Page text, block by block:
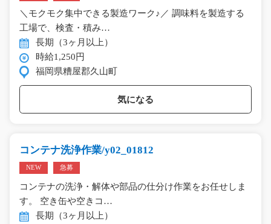
＼モクモク集中できる製造ワーク♪／ 調味料を製造する
工場で、検査・積み…
長期（3ヶ月以上）
時給1,250円
福岡県糟屋郡久山町
気になる
コンテナ洗浄作業/y02_01812
NEW 急募
コンテナの洗浄・解体や部品の仕分け作業をお任せしま
す。 空き缶や空きコ…
長期（3ヶ月以上）